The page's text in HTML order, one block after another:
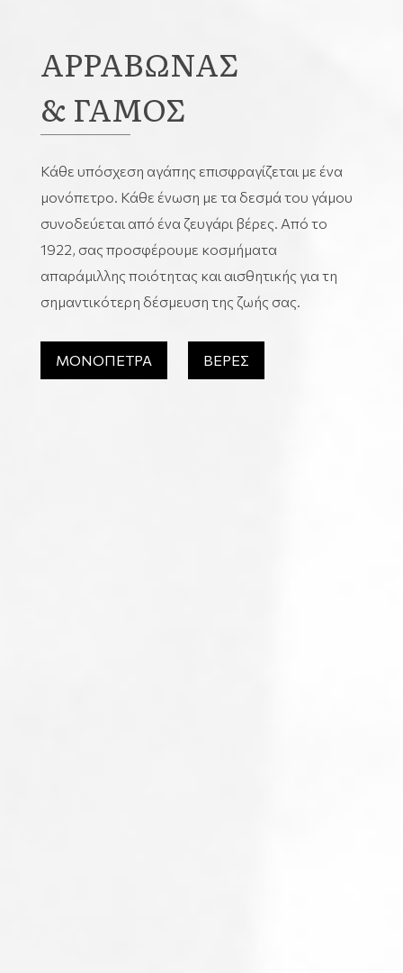
ΑΡΡΑΒΩΝΑΣ
& ΓΑΜΟΣ
Κάθε υπόσχεση αγάπης επισφραγίζεται με ένα
μονόπετρο. Κάθε ένωση με τα δεσμά του γάμου
συνοδεύεται από ένα ζευγάρι βέρες. Από το
1922, σας προσφέρουμε κοσμήματα
απαράμιλλης ποιότητας και αισθητικής για τη
σημαντικότερη δέσμευση της ζωής σας.
ΜΟΝΟΠΕΤΡΑ ΒΕΡΕΣ